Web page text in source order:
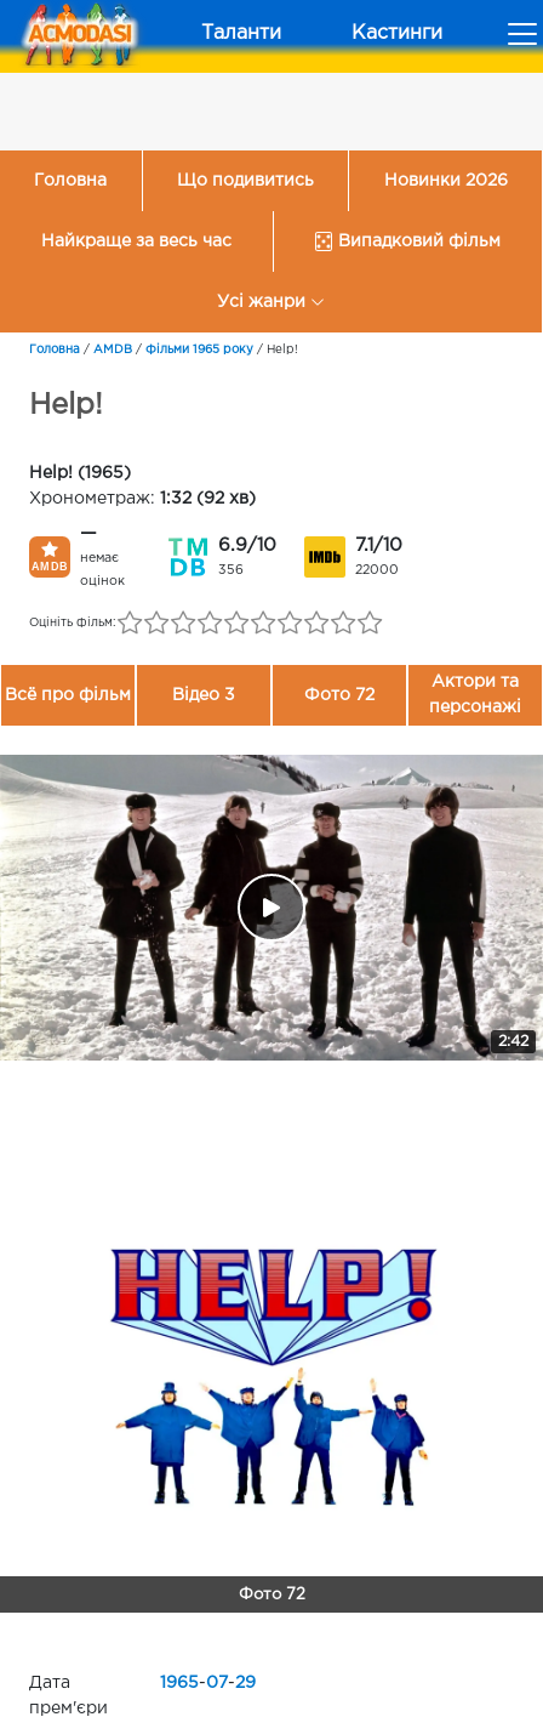
Таланти Кастинги
Головна Що подивитись Новинки 2026
Найкраще за весь час Випадковий фільм
Усі жанри
Головна / AMDB / Фільми 1965 року / Help!
Help!
Help! (1965)
Хронометраж: 1:32 (92 хв)
—
немає
оцінок
6.9/10
356
7.1/10
22000
Оцініть фільм:
Всё про фільм Відео 3 Фото 72
Актори та
персонажі
2:42
Фото 72
Дата
прем'єри
1965-07-29